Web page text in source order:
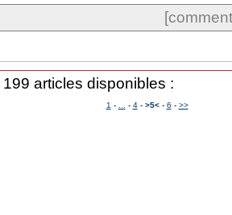
articles disponibles :
1 - - 4- >5<- 6 - >>